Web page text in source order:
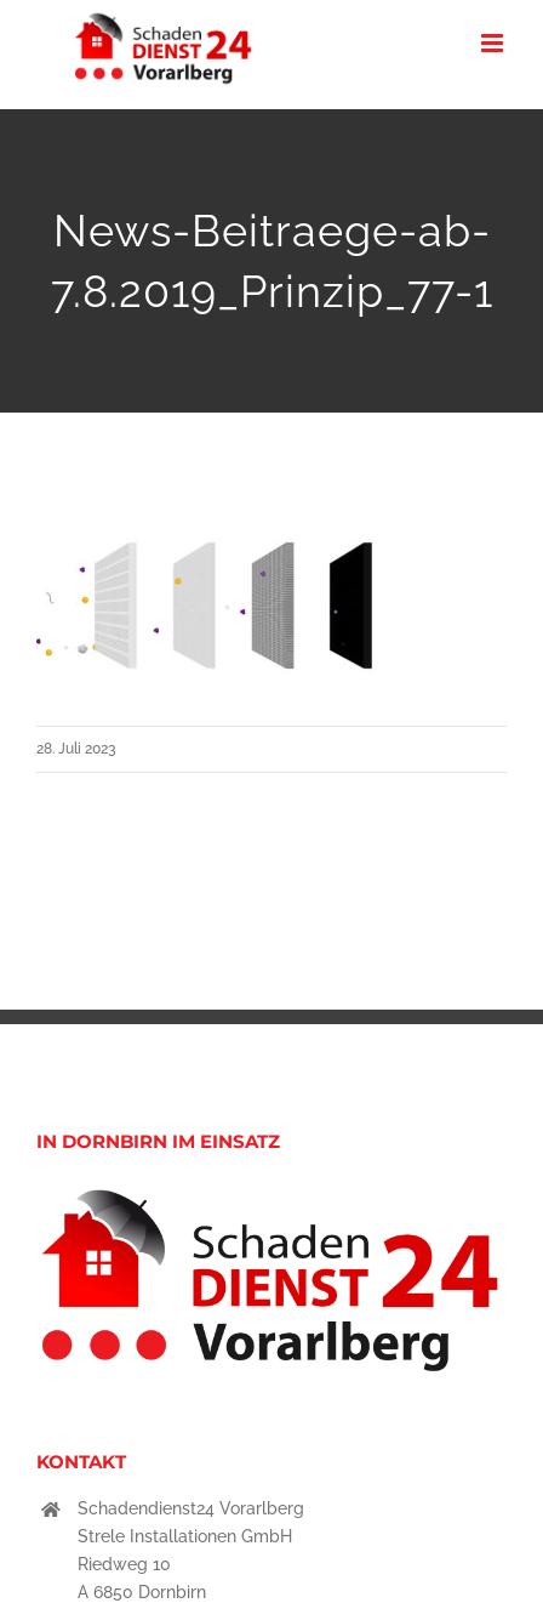
News-Beitraege-ab-
7.8.2019_Prinzip_77-1
28. Juli 2023
IN DORNBIRN IM EINSATZ
KONTAKT
Schadendienst24 Vorarlberg
Strele Installationen GmbH
Riedweg 10
A 6850 Dornbirn